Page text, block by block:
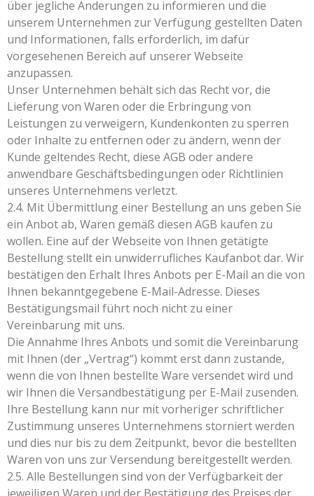
über jegliche Änderungen zu informieren und die
unserem Unternehmen zur Verfügung gestellten Daten
und Informationen, falls erforderlich, im dafür
vorgesehenen Bereich auf unserer Webseite
anzupassen.
Unser Unternehmen behält sich das Recht vor, die
Lieferung von Waren oder die Erbringung von
Leistungen zu verweigern, Kundenkonten zu sperren
oder Inhalte zu entfernen oder zu ändern, wenn der
Kunde geltendes Recht, diese AGB oder andere
anwendbare Geschäftsbedingungen oder Richtlinien
unseres Unternehmens verletzt.
2.4. Mit Übermittlung einer Bestellung an uns geben Sie
ein Anbot ab, Waren gemäß diesen AGB kaufen zu
wollen. Eine auf der Webseite von Ihnen getätigte
Bestellung stellt ein unwiderrufliches Kaufanbot dar. Wir
bestätigen den Erhalt Ihres Anbots per E-Mail an die von
Ihnen bekanntgegebene E-Mail-Adresse. Dieses
Bestätigungsmail führt noch nicht zu einer
Vereinbarung mit uns.
Die Annahme Ihres Anbots und somit die Vereinbarung
mit Ihnen (der „Vertrag“) kommt erst dann zustande,
wenn die von Ihnen bestellte Ware versendet wird und
wir Ihnen die Versandbestätigung per E-Mail zusenden.
Ihre Bestellung kann nur mit vorheriger schriftlicher
Zustimmung unseres Unternehmens storniert werden
und dies nur bis zu dem Zeitpunkt, bevor die bestellten
Waren von uns zur Versendung bereitgestellt werden.
2.5. Alle Bestellungen sind von der Verfügbarkeit der
jeweiligen Waren und der Bestätigung des Preises der